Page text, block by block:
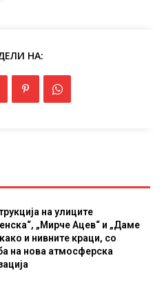
НА:
на улиците
„Мирче Ацев“ и „Даме
како и нивните краци, со
на нова атмосферска